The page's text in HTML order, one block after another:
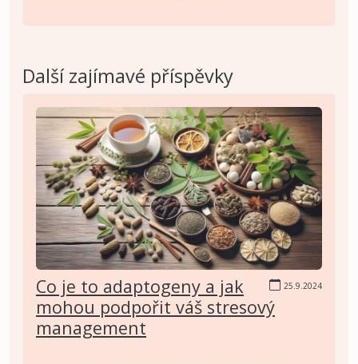
Další zajímavé příspěvky
25.9.2024
Co je to adaptogeny a jak
mohou podpořit váš stresový
management